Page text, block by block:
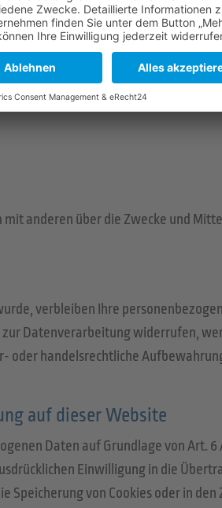
anderen über die Zwecke und
verbleiben Ihre
Datenverarbeitung widerrufen,
oder handelsrechtliche
auf dieser Website
Daten auf Grundlage von Art. 6
Einwilligung in die
Speicherung von Cookies oder in